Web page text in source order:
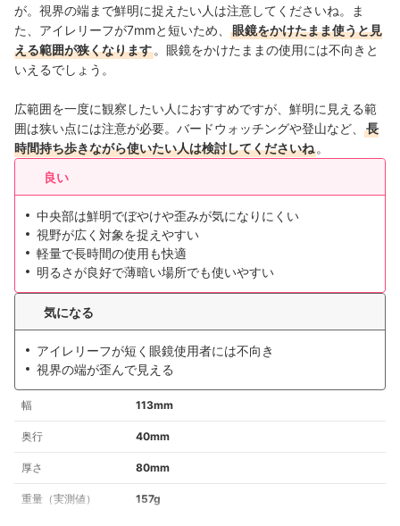
が。視界の端まで鮮明に捉えたい人は注意してくださいね。ま
た、アイレリーフが7mmと短いため、
眼鏡をかけたまま使うと見
える範囲が狭くなります 。眼鏡をかけたままの使用には不向きと
いえるでしょう。
広範囲を一度に観察したい人におすすめですが、鮮明に見える範
囲は狭い点には注意が必要。バードウォッチングや登山など、
長
時間持ち歩きながら使いたい人は検討してくださいね 。
良い
中央部は鮮明でぼやけや歪みが気になりにくい
視野が広く対象を捉えやすい
軽量で長時間の使用も快適
明るさが良好で薄暗い場所でも使いやすい
気になる
アイレリーフが短く眼鏡使用者には不向き
視界の端が歪んで見える
幅 113mm
奥行 40mm
厚さ 80mm
重量（実測値） 157g